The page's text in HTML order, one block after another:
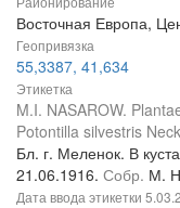
Восточная Европа,
Геопривязка
55,3387, 41,634
Этикетка
M.I. NASAROW.
Potontilla silvestris
Бл. г. Меленок. В
21.06.1916. Собр. М.
Дата ввода этикетки